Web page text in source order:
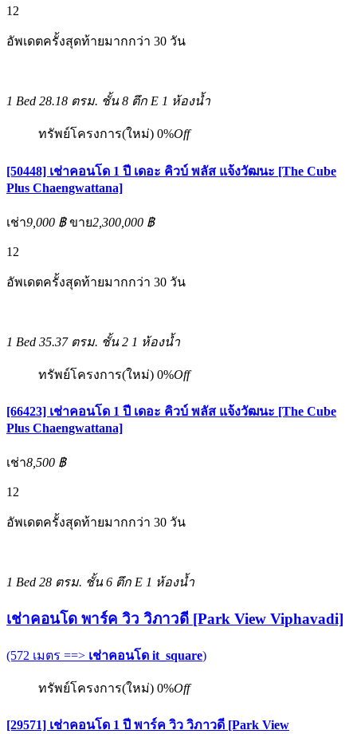
12
อัพเดตครั้งสุดท้ายมากกว่า 30 วัน
1 Bed 28.18 ตรม. ชั้น 8 ตึก E 1 ห้องน้ำ
ทรัพย์โครงการ(ใหม่) 0%Off
[50448] เช่าคอนโด 1 ปี เดอะ คิวบ์ พลัส แจ้งวัฒนะ [The Cube
Plus Chaengwattana]
เช่า9,000 ฿ ขาย2,300,000 ฿
12
อัพเดตครั้งสุดท้ายมากกว่า 30 วัน
1 Bed 35.37 ตรม. ชั้น 2 1 ห้องน้ำ
ทรัพย์โครงการ(ใหม่) 0%Off
[66423] เช่าคอนโด 1 ปี เดอะ คิวบ์ พลัส แจ้งวัฒนะ [The Cube
Plus Chaengwattana]
เช่า8,500 ฿
12
อัพเดตครั้งสุดท้ายมากกว่า 30 วัน
1 Bed 28 ตรม. ชั้น 6 ตึก E 1 ห้องน้ำ
เช่าคอนโด พาร์ค วิว วิภาวดี [Park View Viphavadi]
(572 เมตร ==> เช่าคอนโด it_square)
ทรัพย์โครงการ(ใหม่) 0%Off
[29571] เช่าคอนโด 1 ปี พาร์ค วิว วิภาวดี [Park View